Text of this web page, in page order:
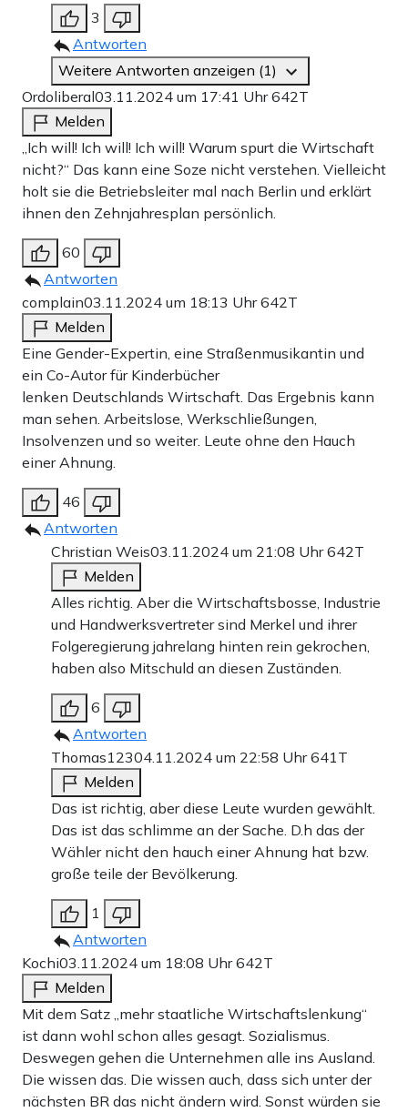
3
Antworten
Weitere Antworten anzeigen (1)
Ordoliberal03.11.2024 um 17:41 Uhr642T
Melden
„Ich will! Ich will! Ich will! Warum spurt die Wirtschaft
nicht?“ Das kann eine Soze nicht verstehen. Vielleicht
holt sie die Betriebsleiter mal nach Berlin und erklärt
ihnen den Zehnjahresplan persönlich.
60
Antworten
complain03.11.2024 um 18:13 Uhr642T
Melden
Eine Gender-Expertin, eine Straßenmusikantin und
ein Co-Autor für Kinderbücher
lenken Deutschlands Wirtschaft. Das Ergebnis kann
man sehen. Arbeitslose, Werkschließungen,
Insolvenzen und so weiter. Leute ohne den Hauch
einer Ahnung.
46
Antworten
Christian Weis03.11.2024 um 21:08 Uhr642T
Melden
Alles richtig. Aber die Wirtschaftsbosse, Industrie
und Handwerksvertreter sind Merkel und ihrer
Folgeregierung jahrelang hinten rein gekrochen,
haben also Mitschuld an diesen Zuständen.
6
Antworten
Thomas12304.11.2024 um 22:58 Uhr641T
Melden
Das ist richtig, aber diese Leute wurden gewählt.
Das ist das schlimme an der Sache. D.h das der
Wähler nicht den hauch einer Ahnung hat bzw.
große teile der Bevölkerung.
1
Antworten
Kochi03.11.2024 um 18:08 Uhr642T
Melden
Mit dem Satz „mehr staatliche Wirtschaftslenkung“
ist dann wohl schon alles gesagt. Sozialismus.
Deswegen gehen die Unternehmen alle ins Ausland.
Die wissen das. Die wissen auch, dass sich unter der
nächsten BR das nicht ändern wird. Sonst würden sie